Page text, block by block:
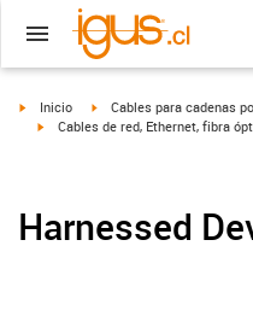
igus-icon-arrow-right
Inicio igus-icon-arrow-right
Cables para cadenas
igus-icon-arrow-right
Cables de red, Ethernet, fibra
Harnessed